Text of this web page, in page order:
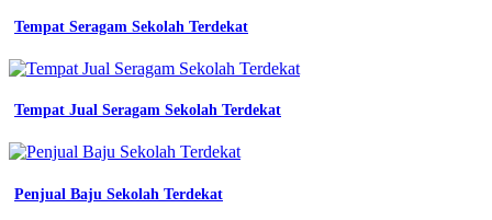
Peraturan
Seragam
futsal
warna
Tempat Seragam Sekolah Terdekat
Tempat Jual Seragam Sekolah Terdekat
Penjual Baju Sekolah Terdekat